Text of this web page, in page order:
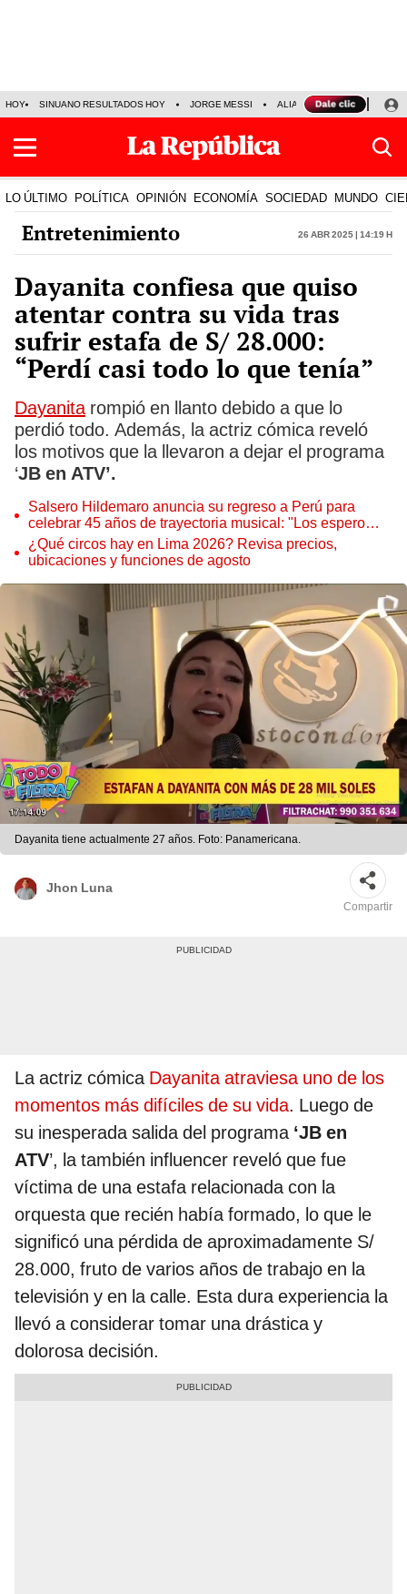
HOY SINUANO RESULTADOS HOY JORGE MESSI ALIANZA LIMA VS SPORT
LO ÚLTIMO POLÍTICA OPINIÓN ECONOMÍA SOCIEDAD MUNDO
Entretenimiento 26 Abr 2025 | 14:19 h
Dayanita confiesa que quiso
atentar contra su vida tras
sufrir estafa de S/ 28.000:
“Perdí casi todo lo que tenía”
Dayanitarompió en llanto debido a que lo
perdió todo. Además, la actriz cómica reveló
los motivos que la llevaron a dejar el programa
‘JB en ATV’.
Salsero Hildemaro anuncia su regreso a Perú para
celebrar 45 años de trayectoria musical: "Los espero
para cantar con todos ustedes”
¿Qué circos hay en Lima 2026? Revisa precios,
ubicaciones y funciones de agosto
Dayanita tiene actualmente 27 años. Foto: Panamericana.
Jhon Luna
Compartir
La actriz cómicaDayanita atraviesa uno de los
momentos más difíciles de su vida. Luego de
su inesperada salida del programa ‘JB en
ATV’, la también influencer reveló que fue
víctima de una estafa relacionada con la
orquesta que recién había formado, lo que le
significó una pérdida de aproximadamente S/
28.000, fruto de varios años de trabajo en la
televisión y en la calle. Esta dura experiencia la
llevó a considerar tomar una drástica y
dolorosa decisión.